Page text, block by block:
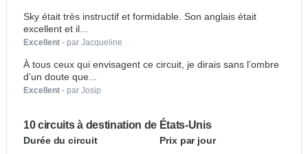
Sky était très instructif et formidable. Son anglais était
excellent et il...
Excellent - par Jacqueline
À tous ceux qui envisagent ce circuit, je dirais sans l’ombre
d’un doute que...
Excellent - par Josip
10 circuits à destination de États-Unis
Durée du circuit
Prix par jour